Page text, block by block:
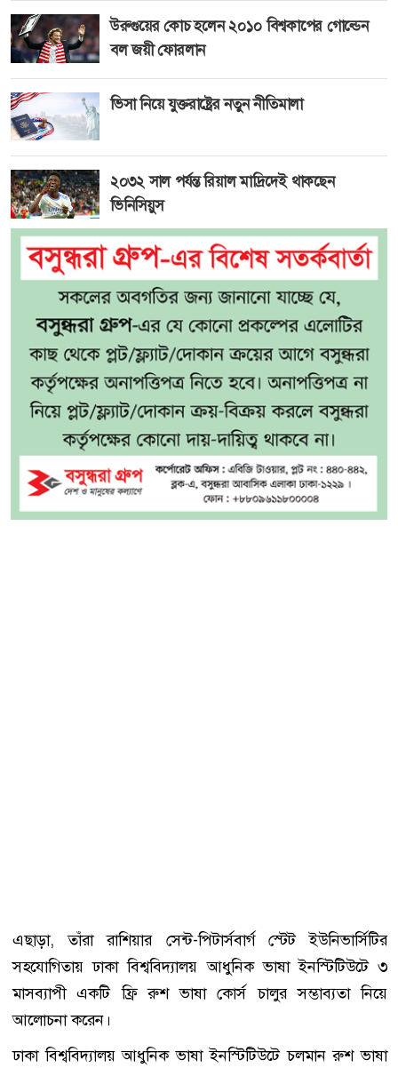
উরুগুয়ের কোচ হলেন ২০১০ বিশ্বকাপের গোল্ডেন
বল জয়ী ফোরলান
ভিসা নিয়ে যুক্তরাষ্ট্রের নতুন নীতিমালা
২০৩২ সাল পর্যন্ত রিয়াল মাদ্রিদেই থাকছেন
ভিনিসিয়ুস
এছাড়া, তাঁরা রাশিয়ার সেন্ট-পিটার্সবার্গ স্টেট ইউনিভার্সিটির
সহযোগিতায় ঢাকা বিশ্ববিদ্যালয় আধুনিক ভাষা ইনস্টিটিউটে ৩
মাসব্যাপী একটি ফ্রি রুশ ভাষা কোর্স চালুর সম্ভাব্যতা নিয়ে
আলোচনা করেন।
ঢাকা বিশ্ববিদ্যালয় আধুনিক ভাষা ইনস্টিটিউটে চলমান রুশ ভাষা